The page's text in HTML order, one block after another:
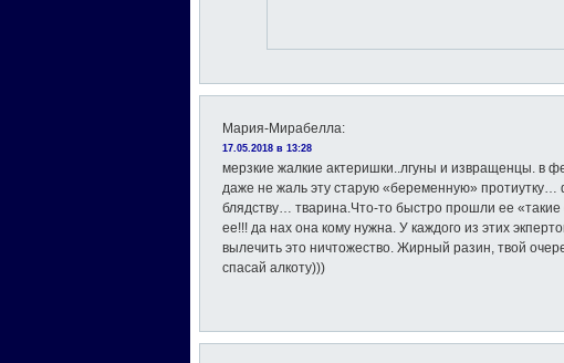
Мария-Мирабелла:
17.05.2018 в 13:28
мерзкие жалкие актеришки..лгуны и извращенцы. в
даже не жаль эту старую «беременную»
блядству… тварина.Что-то быстро прошли ее
ее!!! да нах она кому нужна. У каждого из этих
вылечить это ничтожество. Жирный разин, твой
спасай алкоту)))